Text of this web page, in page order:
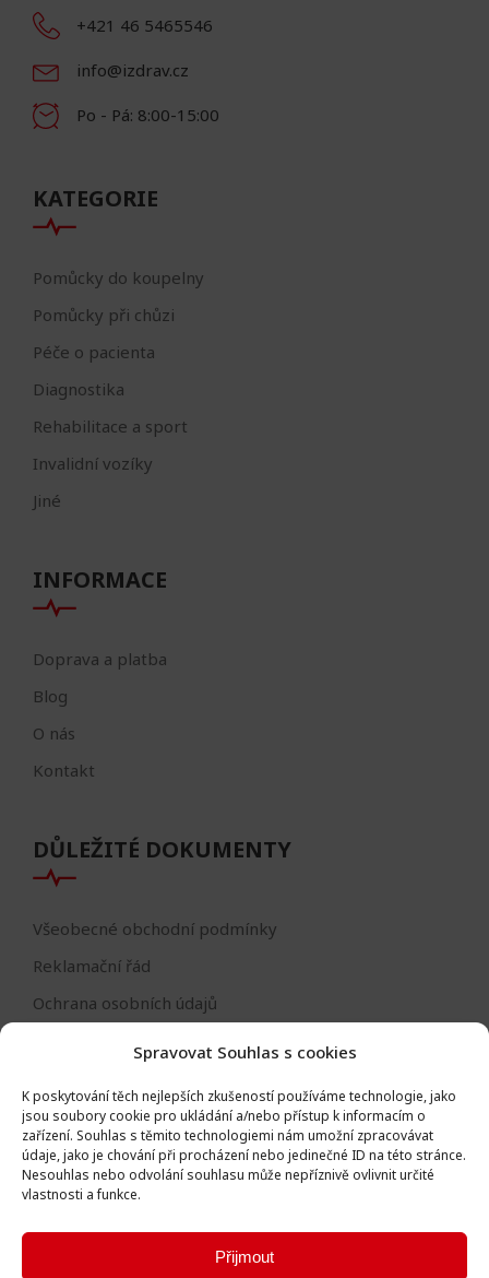
Spravovat Souhlas s cookies
K poskytování těch nejlepších zkušeností používáme technologie, jako
jsou soubory cookie pro ukládání a/nebo přístup k informacím o
zařízení. Souhlas s těmito technologiemi nám umožní zpracovávat
údaje, jako je chování při procházení nebo jedinečné ID na této stránce.
Nesouhlas nebo odvolání souhlasu může nepříznivě ovlivnit určité
vlastnosti a funkce.
Přijmout
+421 46 5465546
info@izdrav.cz
Po - Pá: 8:00-15:00
KATEGORIE
Pomůcky do koupelny
Pomůcky při chůzi
Péče o pacienta
Diagnostika
Rehabilitace a sport
Invalidní vozíky
Jiné
INFORMACE
Doprava a platba
Blog
O nás
Kontakt
DŮLEŽITÉ DOKUMENTY
Všeobecné obchodní podmínky
Reklamační řád
Ochrana osobních údajů
Formulář - odstoupení od smlouvy
Odstoupení od smlouvy